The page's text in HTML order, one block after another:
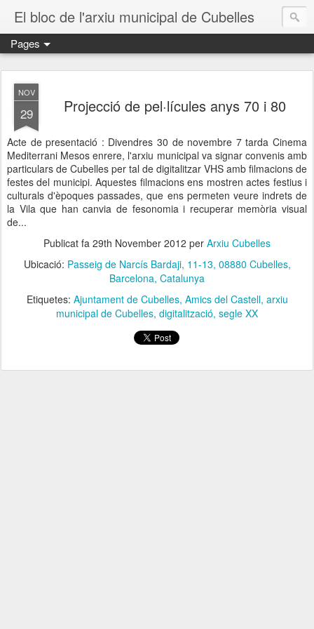
El bloc de l'arxiu municipal de Cubelles
Pages
NOV
29 Projecció de pel·lícules anys 70 i 80
Acte de presentació : Divendres 30 de novembre 7 tarda Cinema
Mediterrani Mesos enrere, l'arxiu municipal va signar convenis amb
particulars de Cubelles per tal de digitalitzar VHS amb filmacions de
festes del municipi. Aquestes filmacions ens mostren actes festius i
culturals d'èpoques passades, que ens permeten veure indrets de
la Vila que han canvia de fesonomia i recuperar memòria visual
de...
Publicat fa 29th November 2012 per Arxiu Cubelles
Ubicació: Passeig de Narcís Bardaji, 11-13, 08880 Cubelles,
Barcelona, Catalunya
Etiquetes: Ajuntament de Cubelles Amics del Castell arxiu
municipal de Cubelles digitalització segle XX